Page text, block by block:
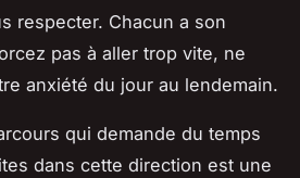
respecter. Chacun a son
pas à aller trop vite, ne
anxiété du jour au lendemain.
qui demande du temps
dans cette direction est une